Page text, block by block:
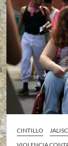
CINTILLO